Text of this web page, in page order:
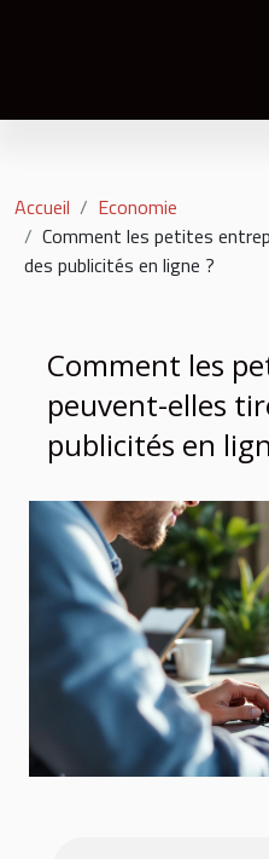
Accueil
Economie
Comment les petites
des publicités en ligne ?
Comment les
peuvent-elles
publicités en